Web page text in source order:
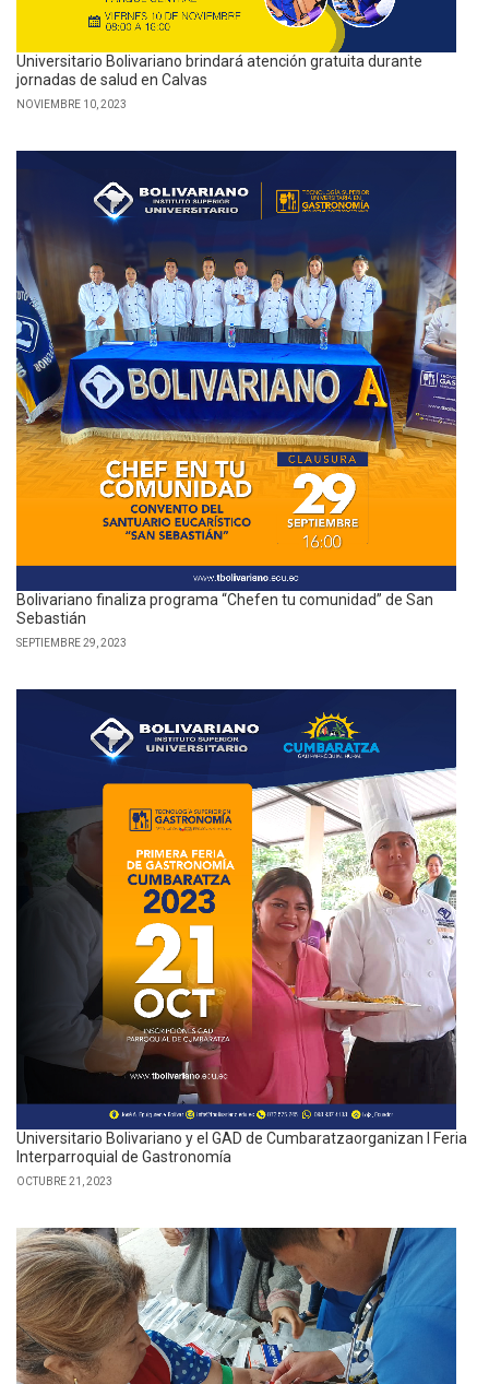
Universitario Bolivariano brindará atención gratuita durante
jornadas de salud en Calvas
NOVIEMBRE 10, 2023
Bolivariano finaliza programa “Chefen tu comunidad” de San
Sebastián
SEPTIEMBRE 29, 2023
Universitario Bolivariano y el GAD de Cumbaratzaorganizan I Feria
Interparroquial de Gastronomía
OCTUBRE 21, 2023